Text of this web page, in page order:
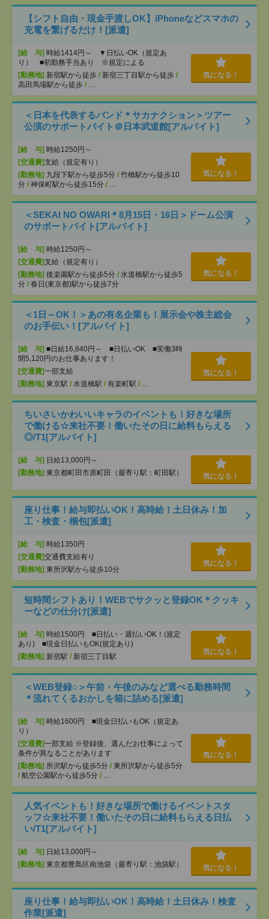
【シフト自由・現金手渡しOK】iPhoneなどスマホの
充電を繋げるだけ！[派遣]
[給 与] 時給1414円～ ▼日払いOK（規定あ
り） ■初勤務手当あり ※規定による
[勤務地] 新宿駅から徒歩 / 新宿三丁目駅から徒歩 /
高田馬場駅から徒歩 / …
気になる！
＜日本を代表するバンド＊サカナクション＞ツアー
公演のサポートバイト＠日本武道館[アルバイト]
[給 与] 時給1250円～
[交通費]支給（規定有り）
[勤務地] 九段下駅から徒歩5分 / 竹橋駅から徒歩10
分 / 神保町駅から徒歩15分 / …
気になる！
＜SEKAI NO OWARI＊8月15日・16日＞ドーム公演
のサポートバイト[アルバイト]
[給 与] 時給1250円～
[交通費]支給（規定有り）
[勤務地] 後楽園駅から徒歩5分 / 水道橋駅から徒歩5
分 / 春日(東京都)駅から徒歩7分
気になる！
＜1日～OK！＞あの有名企業も！展示会や株主総会
のお手伝い！[アルバイト]
[給 与] ■日給16,840円～ ■日払いOK ■実働3時
間5,120円のお仕事あります！
[交通費]一部支給
[勤務地] 東京駅 / 水道橋駅 / 有楽町駅 / …
気になる！
ちいさいかわいいキャラのイベントも！好きな場所
で働ける☆来社不要！働いたその日に給料もらえる
◎/T1[アルバイト]
[給 与] 日給13,000円～
[勤務地] 東京都町田市原町田（最寄り駅：町田駅） 気になる！
座り仕事！給与即払いOK！高時給！土日休み！加
工・検査・梱包[派遣]
[給 与] 時給1350円
[交通費]交通費支給有り
[勤務地] 東所沢駅から徒歩10分
気になる！
短時間シフトあり！WEBでサクッと登録OK＊クッキ
ーなどの仕分け[派遣]
[給 与] 時給1500円 ■日払い・週払いOK！(規定
あり) ■現金日払いもOK(規定あり)
[勤務地] 新宿駅 / 新宿三丁目駅
気になる！
＜WEB登録○＞午前・午後のみなど選べる勤務時間
＊流れてくるおかしを箱に詰める[派遣]
[給 与] 時給1600円 ■現金日払いもOK（規定あ
り）
[交通費]一部支給 ※登録後、選んだお仕事によって
条件が異なることがあります
[勤務地] 所沢駅から徒歩5分 / 東所沢駅から徒歩5分
/ 航空公園駅から徒歩5分 / …
気になる！
人気イベントも！好きな場所で働けるイベントスタ
ッフ☆来社不要！働いたその日に給料もらえる日払
い/T1[アルバイト]
[給 与] 日給13,000円～
[勤務地] 東京都豊島区南池袋（最寄り駅：池袋駅） 気になる！
座り仕事！給与即払いOK！高時給！土日休み！検査
作業[派遣]